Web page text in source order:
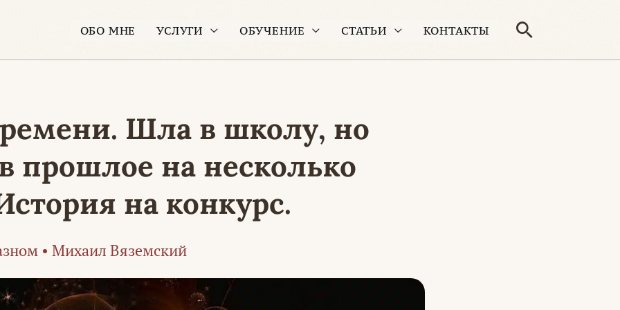
ОБО МНЕ УСЛУГИ ОБУЧЕНИЕ СТАТЬИ КОНТАКТЫ Поиск
Шла в школу, но
прошлое на несколько
на конкурс.
• Михаил Вяземский